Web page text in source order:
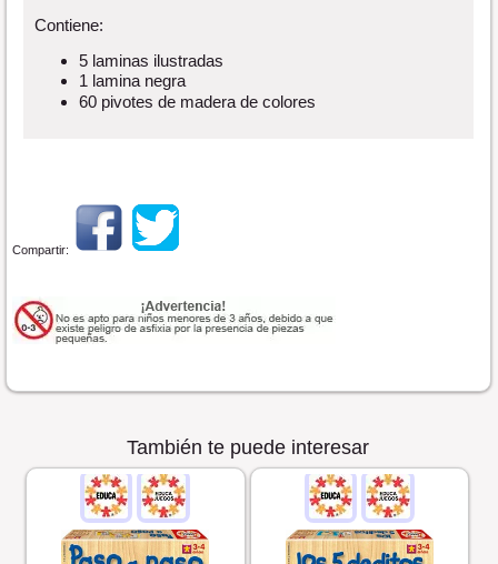
Contiene:
5 laminas ilustradas
1 lamina negra
60 pivotes de madera de colores
Compartir:
También te puede interesar